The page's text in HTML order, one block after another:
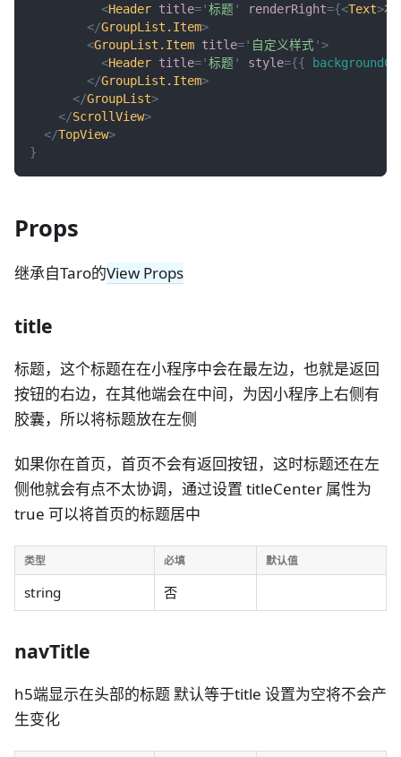
<Header title='标题 ' renderRight={<Text>右
</GroupList.Item>
<GroupList.Item title=' 自定义样式'>
<Header title='标题 ' style={{
</GroupList.Item>
</GroupList>
</ScrollView>
</TopView>
}
Props
继承自Taro的View Props
title
标题，这个标题在在小程序中会在最左边，也就是返回
按钮的右边，在其他端会在中间，为因小程序上右侧有
胶囊，所以将标题放在左侧
如果你在首页，首页不会有返回按钮，这时标题还在左
侧他就会有点不太协调，通过设置 titleCenter 属性为
true 可以将首页的标题居中
类型 必填 默认值
string 否
navTitle
h5端显示在头部的标题 默认等于title 设置为空将不会产
生变化